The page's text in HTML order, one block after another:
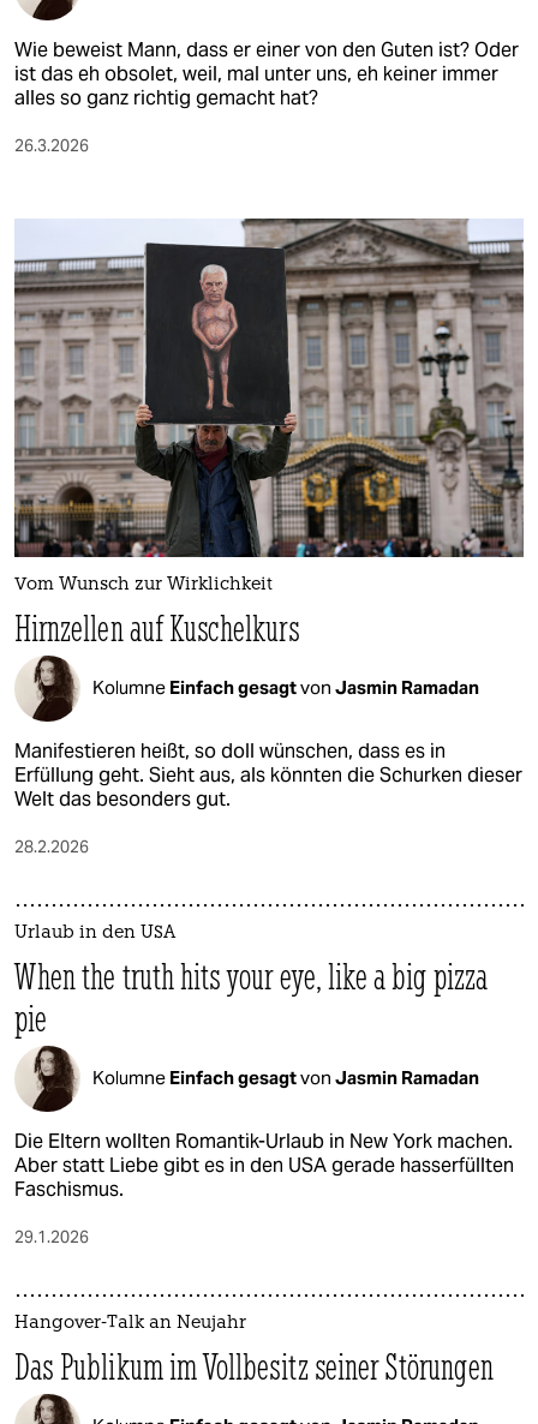
Wie beweist Mann, dass er einer von den Guten ist? Oder
ist das eh obsolet, weil, mal unter uns, eh keiner immer
alles so ganz richtig gemacht hat?
26.3.2026
Vom Wunsch zur Wirklichkeit
Hirnzellen auf Kuschelkurs
Kolumne Einfach gesagtvon Jasmin Ramadan
Manifestieren heißt, so doll wünschen, dass es in
Erfüllung geht. Sieht aus, als könnten die Schurken dieser
Welt das besonders gut.
28.2.2026
Urlaub in den USA
When the truth hits your eye, like a big pizza
pie
Kolumne Einfach gesagtvon Jasmin Ramadan
Die Eltern wollten Romantik-Urlaub in New York machen.
Aber statt Liebe gibt es in den USA gerade hasserfüllten
Faschismus.
29.1.2026
Hangover-Talk an Neujahr
Das Publikum im Vollbesitz seiner Störungen